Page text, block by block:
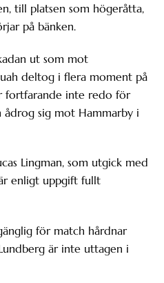
till platsen som högeråtta,
på bänken.
ut som mot
deltog i flera moment på
fortfarande inte redo för
sig mot Hammarby i
Lingman, som utgick med
enligt uppgift fullt
för match hårdnar
är inte uttagen i